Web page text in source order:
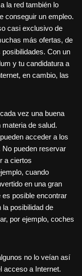
la red también lo
conseguir un empleo.
casi exclusivo de
más ofertas, de
Con un
y tu candidatura a
en cambio, las
vez una buena
de salud.
acceder a los
pueden reservar
a ciertos
cuando
en una gran
posible encontrar
posibilidad de
por ejemplo, coches
no lo veían así
acceso a Internet.